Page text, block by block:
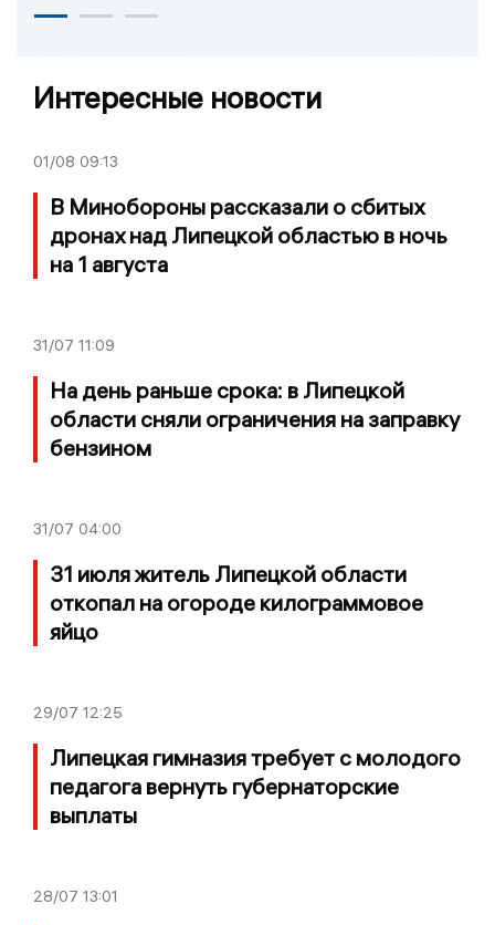
Интересные новости
01/08 09:13
В Минобороны рассказали о сбитых
дронах над Липецкой областью в ночь
на 1 августа
31/07 11:09
На день раньше срока: в Липецкой
области сняли ограничения на заправку
бензином
31/07 04:00
31 июля житель Липецкой области
откопал на огороде килограммовое
яйцо
29/07 12:25
Липецкая гимназия требует с молодого
педагога вернуть губернаторские
выплаты
28/07 13:01